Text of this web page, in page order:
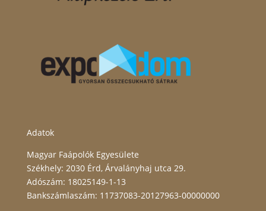
Adatok
Magyar Faápolók Egyesülete
Székhely: 2030 Érd, Árvalányhaj utca 29.
Adószám: 18025149-1-13
Bankszámlaszám: 11737083-20127963-00000000